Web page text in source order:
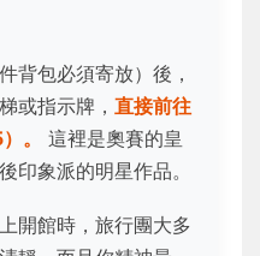
背包必須寄放）後，
或指示牌， 直接前往
。
這裡是奧賽的皇
印象派的明星作品。
開館時，旅行團大多